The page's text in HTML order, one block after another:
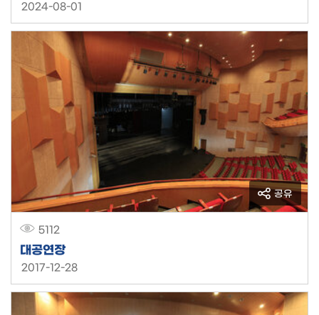
2024-08-01
공유
5112
대공연장
2017-12-28